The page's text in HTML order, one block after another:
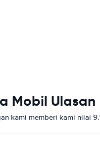
Mobil Ulasan
kami memberi kami nilai